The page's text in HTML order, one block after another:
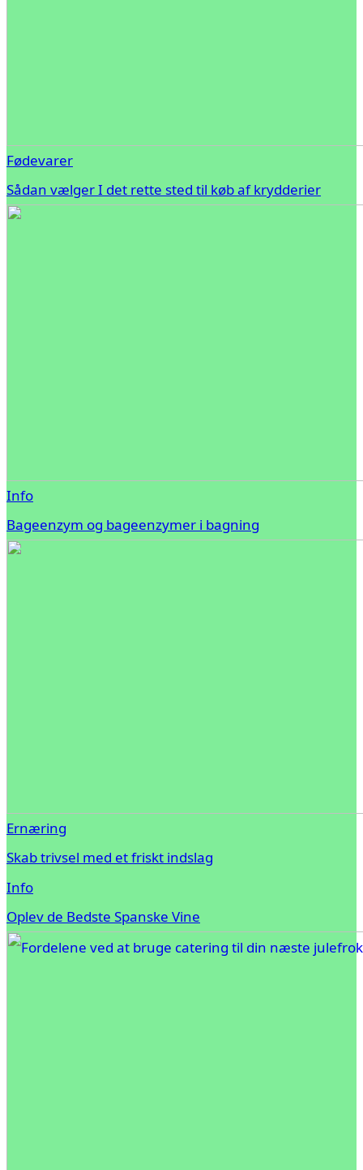
Fødevarer
Sådan vælger I det rette sted til køb af krydderier
Info
Bageenzym og bageenzymer i bagning
Ernæring
Skab trivsel med et friskt indslag
Info
Oplev de Bedste Spanske Vine